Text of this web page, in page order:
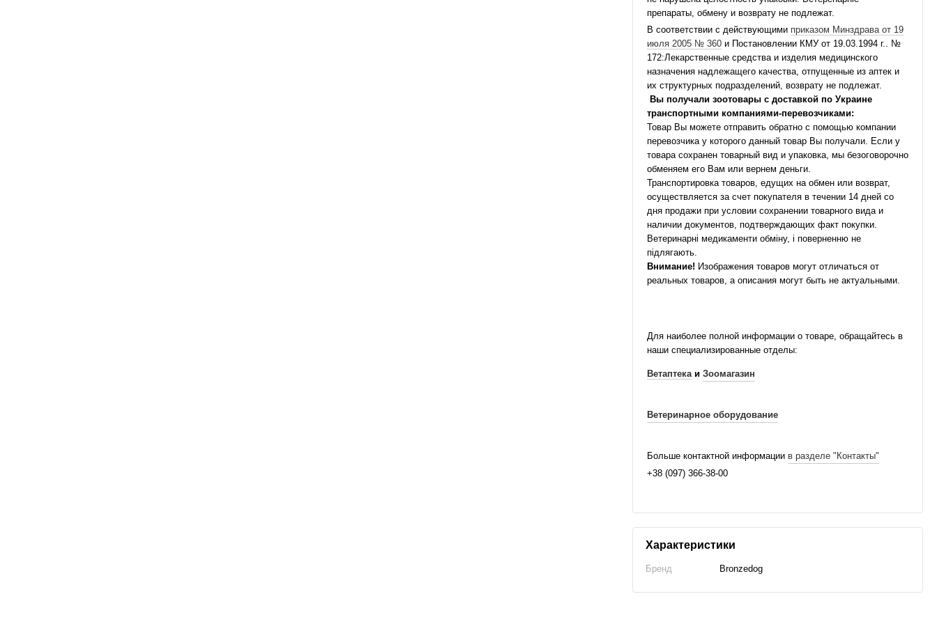
препараты, обмену и возврату не подлежат.
В соответствии с действующими приказом Минздрава от 19
июля 2005 № 360и Постановлении КМУ от 19.03.1994 г.. №
172:Лекарственные средства и изделия медицинского
назначения надлежащего качества, отпущенные из аптек и
их структурных подразделений, возврату не подлежат.
Вы получали зоотовары с доставкой по Украине
транспортными компаниями-перевозчиками:
Товар Вы можете отправить обратно с помощью компании
перевозчика у которого данный товар Вы получали. Если у
товара сохранен товарный вид и упаковка, мы безоговорочно
обменяем его Вам или вернем деньги.
Транспортировка товаров, едущих на обмен или возврат,
осуществляется за счет покупателя в течении 14 дней со
дня продажи при условии сохранении товарного вида и
наличии документов, подтверждающих факт покупки.
Ветеринарні медикаменти обміну, і поверненню не
підлягають.
Внимание! Изображения товаров могут отличаться от
реальных товаров, а описания могут быть не актуальными.
Для наиболее полной информации о товаре, обращайтесь в
наши специализированные отделы:
Ветаптекаи Зоомагазин
Ветеринарное оборудование
Больше контактной информации в разделе "Контакты"
+38 (097) 366-38-00
Характеристики
Бренд Bronzedog